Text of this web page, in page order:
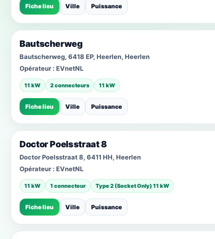
Fiche lieu Ville Puissance
Bautscherweg
Bautscherweg, 6418 EP, Heerlen, Heerlen
Opérateur : EVnetNL
11 kW 2 connecteurs 11 kW
Fiche lieu Ville Puissance
Doctor Poelsstraat 8
Doctor Poelsstraat 8, 6411 HH, Heerlen
Opérateur : EVnetNL
11 kW 1 connecteur Type 2 (Socket Only) 11 kW
Fiche lieu Ville Puissance